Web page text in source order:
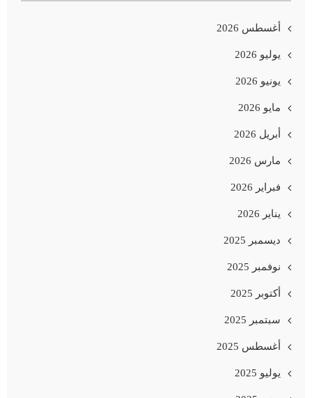
أغسطس 2026
يوليو 2026
يونيو 2026
مايو 2026
أبريل 2026
مارس 2026
فبراير 2026
يناير 2026
ديسمبر 2025
نوفمبر 2025
أكتوبر 2025
سبتمبر 2025
أغسطس 2025
يوليو 2025